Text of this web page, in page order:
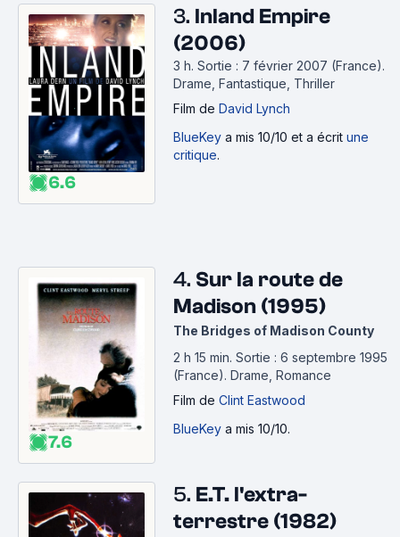
6.6
3. Inland Empire
(2006)
3 h. Sortie : 7 février 2007 (France).
Drame, Fantastique, Thriller
Film de David Lynch
BlueKey a mis 10/10 et a écrit une
critique.
7.6
4. Sur la route de
Madison (1995)
The Bridges of Madison County
2 h 15 min. Sortie : 6 septembre 1995
(France). Drame, Romance
Film de Clint Eastwood
BlueKey a mis 10/10.
5. E.T. l'extra-
terrestre (1982)